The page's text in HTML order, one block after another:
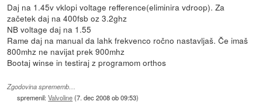
Daj na 1.45v vklopi voltage refference(eliminira vdroop). Za
začetek daj na 400fsb oz 3.2ghz
NB voltage daj na 1.55
Rame daj na manual da lahk frekvenco ročno nastavljaš. Če imaš
800mhz ne navijat prek 900mhz
Bootaj winse in testiraj z programom orthos
Zgodovina sprememb…
spremenil:Valvoline(7. dec 2008 ob 09:53)